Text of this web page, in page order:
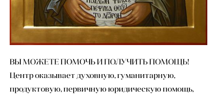
ВЫ МОЖЕТЕ ПОМОЧЬ И ПОЛУЧИТЬ ПОМОЩЬ!
Центр оказывает духовную, гуманитарную,
продуктовую, первичную юридическую помощь,